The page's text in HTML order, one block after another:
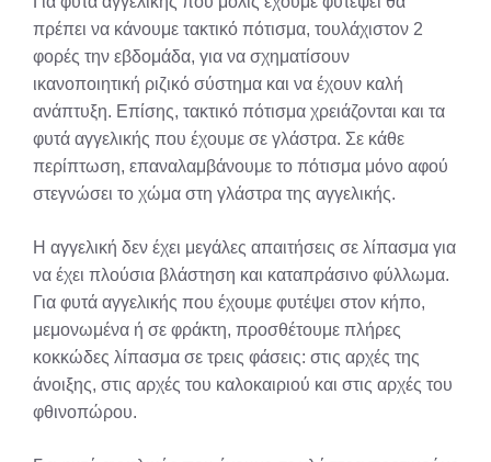
πρέπει να κάνουμε τακτικό πότισμα, τουλάχιστον 2
φορές την εβδομάδα, για να σχηματίσουν
ικανοποιητική ριζικό σύστημα και να έχουν καλή
ανάπτυξη. Επίσης, τακτικό πότισμα χρειάζονται και τα
φυτά αγγελικής που έχουμε σε γλάστρα. Σε κάθε
περίπτωση, επαναλαμβάνουμε το πότισμα μόνο αφού
στεγνώσει το χώμα στη γλάστρα της αγγελικής.
Η αγγελική δεν έχει μεγάλες απαιτήσεις σε λίπασμα για
να έχει πλούσια βλάστηση και καταπράσινο φύλλωμα.
Για φυτά αγγελικής που έχουμε φυτέψει στον κήπο,
μεμονωμένα ή σε φράκτη, προσθέτουμε πλήρες
κοκκώδες λίπασμα σε τρεις φάσεις: στις αρχές της
άνοιξης, στις αρχές του καλοκαιριού και στις αρχές του
φθινοπώρου.